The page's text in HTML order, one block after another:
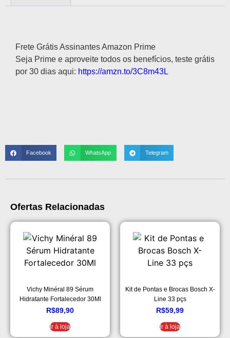
Frete Grátis Assinantes Amazon Prime
Seja Prime e aproveite todos os benefícios, teste grátis
por 30 dias aqui: https://amzn.to/3C8m43L
Facebook WhatsApp Telegram
Ofertas Relacionadas
Vichy Minéral 89 Sérum
Hidratante Fortalecedor 30Ml
R$89,90
Ir à loja
Kit de Pontas e Brocas Bosch X-
Line 33 pçs
R$59,99
Ir à loja